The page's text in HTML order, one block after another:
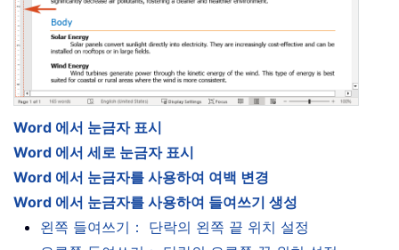
Word 에서 눈금자 표시
Word 에서 세로 눈금자 표시
Word 에서 눈금자를 사용하여 여백 변경
Word 에서 눈금자를 사용하여 들여쓰기 생성
왼쪽 들여쓰기： 단락의 왼쪽 끝 위치 설정